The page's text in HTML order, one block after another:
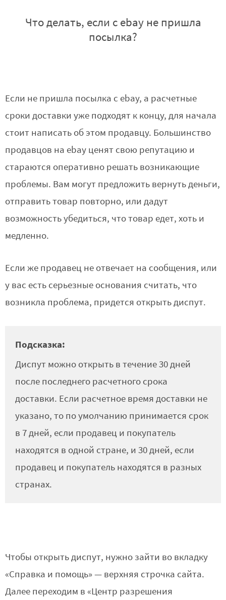
Что делать, если с ebay не пришла
посылка?
Если не пришла посылка с ebay, а расчетные
сроки доставки уже подходят к концу, для начала
стоит написать об этом продавцу. Большинство
продавцов на ebay ценят свою репутацию и
стараются оперативно решать возникающие
проблемы. Вам могут предложить вернуть деньги,
отправить товар повторно, или дадут
возможность убедиться, что товар едет, хоть и
медленно.
Если же продавец не отвечает на сообщения, или
у вас есть серьезные основания считать, что
возникла проблема, придется открыть диспут.
Подсказка:
Диспут можно открыть в течение 30 дней
после последнего расчетного срока
доставки. Если расчетное время доставки не
указано, то по умолчанию принимается срок
в 7 дней, если продавец и покупатель
находятся в одной стране, и 30 дней, если
продавец и покупатель находятся в разных
странах.
Чтобы открыть диспут, нужно зайти во вкладку
«Справка и помощь» — верхняя строчка сайта.
Далее переходим в «Центр разрешения